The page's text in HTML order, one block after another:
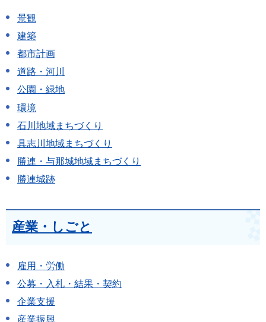
景観
建築
都市計画
道路・河川
公園・緑地
環境
石川地域まちづくり
具志川地域まちづくり
勝連・与那城地域まちづくり
勝連城跡
産業・しごと
雇用・労働
公募・入札・結果・契約
企業支援
産業振興